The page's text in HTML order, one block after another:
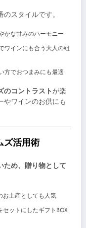
スタイルです。
かな甘みのハーモニー
ワインにも合う大人の組
方でおつまみにも最適
のコントラスト が楽
やワインのお供にも
ズ活用術
ため、贈り物として
お土産としても人気
セットにしたギフトBOX